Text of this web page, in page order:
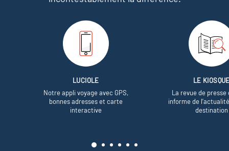
LUCIOLE
Notre appli voyage avec GPS,
bonnes adresses et carte
interactive
LE
La revue de presse
informe de
destination